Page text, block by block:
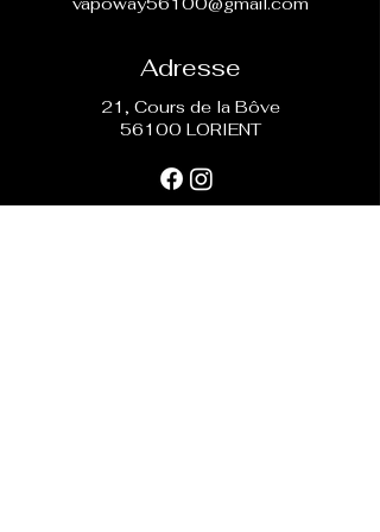
Adresse
21, Cours de la Bôve
56100 LORIENT